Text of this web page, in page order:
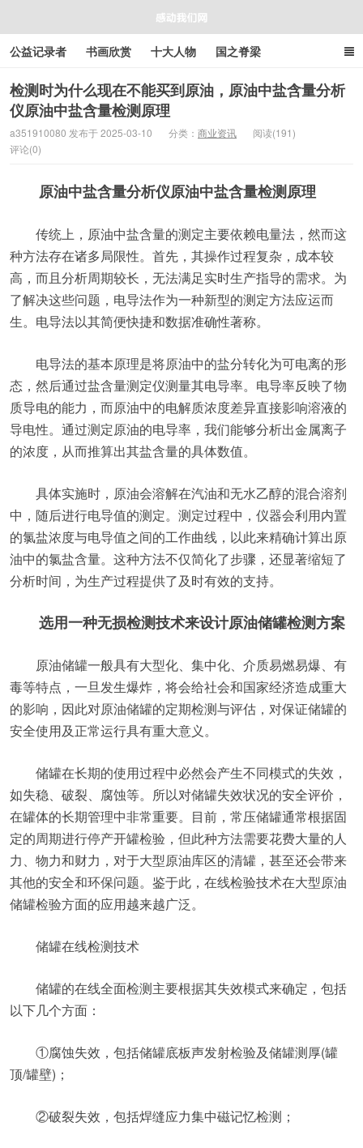
感动我们网
公益记录者 书画欣赏 十大人物 国之脊梁
好人好事 感人资讯 商业资讯 在线工具箱
检测时为什么现在不能买到原油，原油中盐含量分析
仪原油中盐含量检测原理
a351910080 发布于 2025-03-10 分类： 商业资讯
阅读(191)
评论(0)
原油中盐含量分析仪原油中盐含量检测原理
传统上，原油中盐含量的测定主要依赖电量法，然而这
种方法存在诸多局限性。首先，其操作过程复杂，成本较
高，而且分析周期较长，无法满足实时生产指导的需求。为
了解决这些问题，电导法作为一种新型的测定方法应运而
生。电导法以其简便快捷和数据准确性著称。
电导法的基本原理是将原油中的盐分转化为可电离的形
态，然后通过盐含量测定仪测量其电导率。电导率反映了物
质导电的能力，而原油中的电解质浓度差异直接影响溶液的
导电性。通过测定原油的电导率，我们能够分析出金属离子
的浓度，从而推算出其盐含量的具体数值。
具体实施时，原油会溶解在汽油和无水乙醇的混合溶剂
中，随后进行电导值的测定。测定过程中，仪器会利用内置
的氯盐浓度与电导值之间的工作曲线，以此来精确计算出原
油中的氯盐含量。这种方法不仅简化了步骤，还显著缩短了
分析时间，为生产过程提供了及时有效的支持。
选用一种无损检测技术来设计原油储罐检测方案
原油储罐一般具有大型化、集中化、介质易燃易爆、有
毒等特点，一旦发生爆炸，将会给社会和国家经济造成重大
的影响，因此对原油储罐的定期检测与评估，对保证储罐的
安全使用及正常运行具有重大意义。
储罐在长期的使用过程中必然会产生不同模式的失效，
如失稳、破裂、腐蚀等。所以对储罐失效状况的安全评价，
在罐体的长期管理中非常重要。目前，常压储罐通常根据固
定的周期进行停产开罐检验，但此种方法需要花费大量的人
力、物力和财力，对于大型原油库区的清罐，甚至还会带来
其他的安全和环保问题。鉴于此，在线检验技术在大型原油
储罐检验方面的应用越来越广泛。
储罐在线检测技术
储罐的在线全面检测主要根据其失效模式来确定，包括
以下几个方面：
①腐蚀失效，包括储罐底板声发射检验及储罐测厚(罐
顶/罐壁)；
②破裂失效，包括焊缝应力集中磁记忆检测；